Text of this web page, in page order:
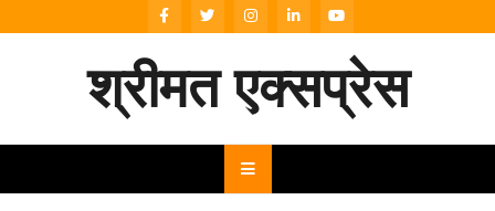
to
श्रीमत एक्सप्रेस